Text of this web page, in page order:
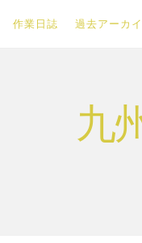
作業日誌 過去アーカ
九